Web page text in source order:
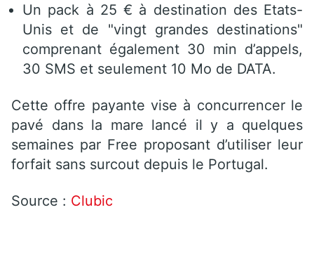
Un pack à 25 € à destination des Etats-
Unis et de "vingt grandes destinations"
comprenant également 30 min d’appels,
30 SMS et seulement 10 Mo de DATA.
Cette offre payante vise à concurrencer le
pavé dans la mare lancé il y a quelques
semaines par Free proposant d’utiliser leur
forfait sans surcout depuis le Portugal.
Source : Clubic